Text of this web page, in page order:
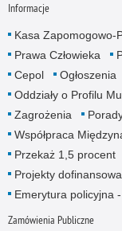
Informacje
Kasa Zapomogowo-
Prawa Człowieka
Cepol
Ogłoszenia
Oddziały o Profilu
Zagrożenia
Współpraca
Przekaż 1,5 procent
Projekty
Emerytura policyjna
Zamówienia Publiczne